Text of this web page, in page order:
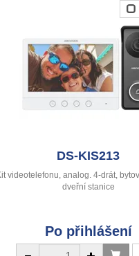
DS-KIS213
videotelefonu, analog. 4-drát,
dveřní stanice
Po přihlášení